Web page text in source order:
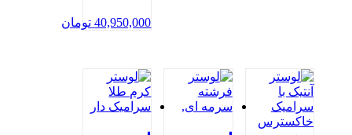
40,950,000 تومان